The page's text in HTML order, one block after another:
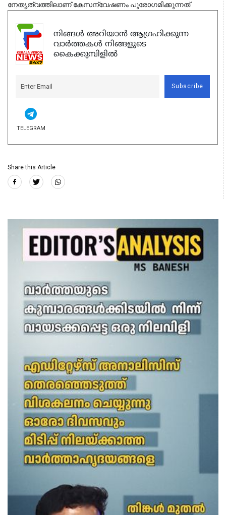
നേതൃത്വത്തിലാണ് കേസന്വേഷണം പുരോഗമിക്കുന്നത്.
നിങ്ങൾ അറിയാൻ ആഗ്രഹിക്കുന്ന
വാർത്തകൾ നിങ്ങളുടെ
കൈക്കുമ്പിളിൽ
Subscribe
TELEGRAM
Share this Article